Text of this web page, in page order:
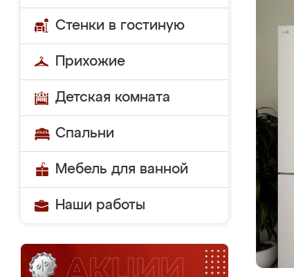
Стенки в гостиную
Прихожие
Детская комната
Спальни
Мебель для ванной
Наши работы